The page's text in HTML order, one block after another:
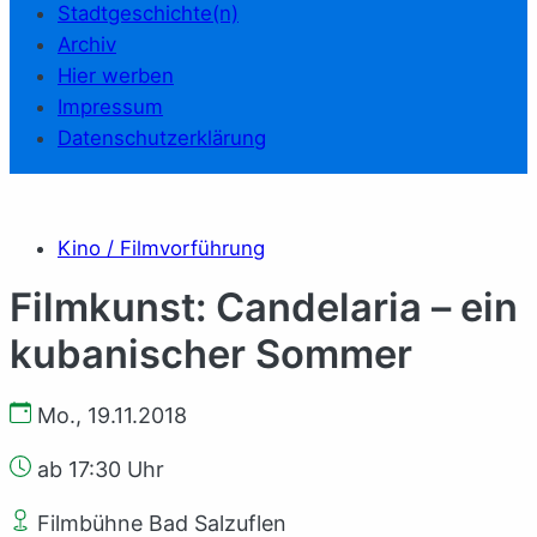
Stadtgeschichte(n)
Archiv
Hier werben
Impressum
Datenschutzerklärung
Kino / Filmvorführung
Filmkunst: Candelaria – ein
kubanischer Sommer
Mo., 19.11.2018
ab 17:30 Uhr
Filmbühne Bad Salzuflen